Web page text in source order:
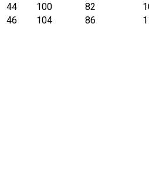
44
100 82
46
104 86